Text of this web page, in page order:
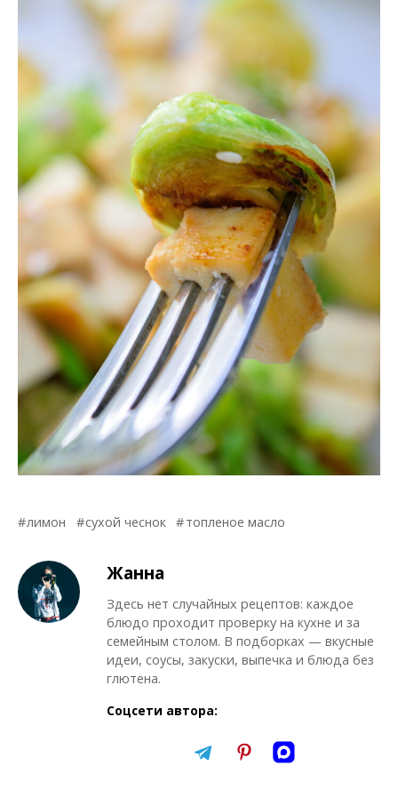
лимон сухой чеснок топленое масло
Жанна
Здесь нет случайных рецептов: каждое
блюдо проходит проверку на кухне и за
семейным столом. В подборках — вкусные
идеи, соусы, закуски, выпечка и блюда без
глютена.
Соцсети автора: